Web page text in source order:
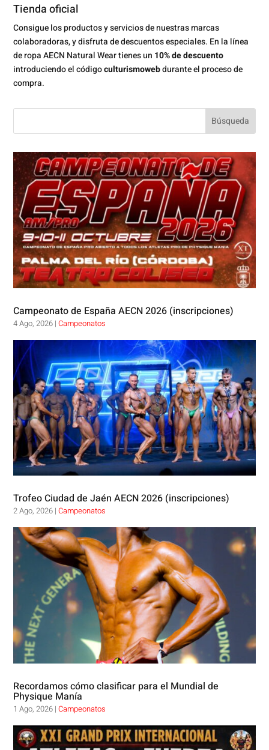
Tienda oficial
Consigue los productos y servicios de nuestras marcas
colaboradoras, y disfruta de descuentos especiales. En la línea
de ropa AECN Natural Wear tienes un 10% de descuento
introduciendo el códigoculturismowebdurante el proceso de
compra.
Campeonato de España AECN 2026 (inscripciones)
4 Ago, 2026 |Campeonatos
Trofeo Ciudad de Jaén AECN 2026 (inscripciones)
2 Ago, 2026 |Campeonatos
Recordamos cómo clasificar para el Mundial de
Physique Manía
1 Ago, 2026 |Campeonatos